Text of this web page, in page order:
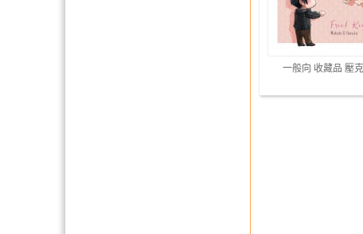
一般向 收藏品 壓